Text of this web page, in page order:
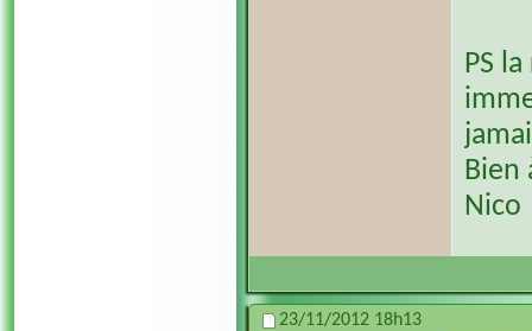
PS
Bien
Nico
23/11/2012 18h13